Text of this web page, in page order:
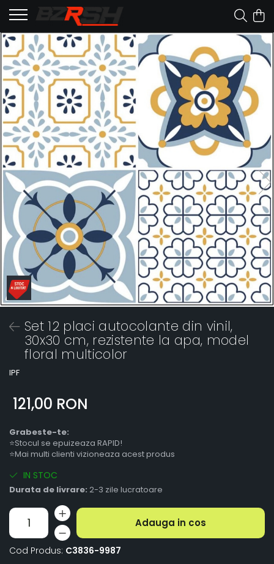
Set 12 placi autocolante din vinil,
30x30 cm, rezistente la apa, model
floral multicolor
IPF
121,00 RON
Grabeste-te:
⭐Stocul se epuizeaza RAPID!
⭐Mai multi clienti vizioneaza acest produs
IN STOC
Durata de livrare: 2-3 zile lucratoare
Adauga in cos
Cod Produs: C3836-9987